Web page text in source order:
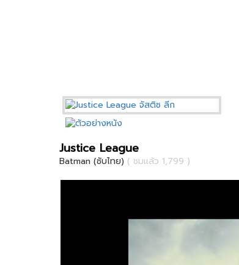
Justice League
Batman (ซับไทย) ( ชมแล้ว 1,799 )